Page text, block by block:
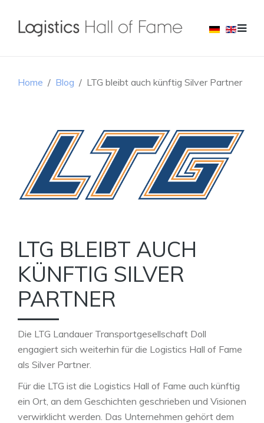
Home Blog LTG bleibt auch künftig Silver Partner
LTG BLEIBT AUCH
KÜNFTIG SILVER
PARTNER
Die LTG Landauer Transportgesellschaft Doll
engagiert sich weiterhin für die Logistics Hall of Fame
als Silver Partner.
Für die LTG ist die Logistics Hall of Fame auch künftig
ein Ort, an dem Geschichten geschrieben und Visionen
verwirklicht werden. Das Unternehmen gehört dem